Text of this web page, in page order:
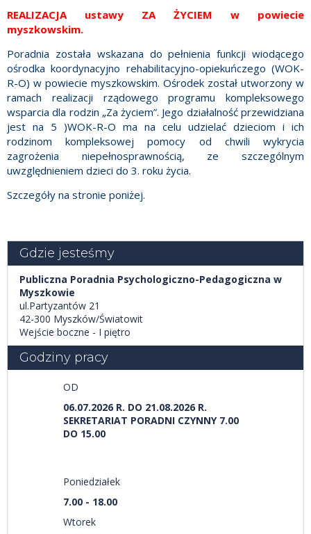
REALIZACJA ustawy ZA ŻYCIEM w powiecie
myszkowskim.
Poradnia została wskazana do pełnienia funkcji wiodącego
ośrodka koordynacyjno rehabilitacyjno-opiekuńczego (WOK-
R-O) w powiecie myszkowskim. Ośrodek został utworzony w
ramach realizacji rządowego programu kompleksowego
wsparcia dla rodzin „Za życiem”. Jego działalność przewidziana
jest na 5 )WOK-R-O ma na celu udzielać dzieciom i ich
rodzinom kompleksowej pomocy od chwili wykrycia
zagrożenia niepełnosprawnością, ze szczególnym
uwzględnieniem dzieci do 3. roku życia.
Szczegóły na stronie poniżej.
Gdzie jesteśmy
Publiczna Poradnia Psychologiczno-Pedagogiczna w
Myszkowie
ul.Partyzantów 21
42-300 Myszków/Światowit
Wejście boczne - I piętro
Godziny pracy
OD
06.07.2026 R. DO 21.08.2026 R.
SEKRETARIAT PORADNI CZYNNY 7.00
DO 15.00
Poniedziałek
7.00 - 18.00
Wtorek